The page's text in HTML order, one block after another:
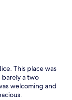
This place was
a two
welcoming and